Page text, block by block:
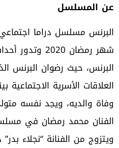
عن المسلسل
البرنس مسلسل دراما
شهر رمضان
البرنس، حيث رضوان البرنس
العلاقات الأسرية الاجتماعية
وفاة والديه، ويجد نفسه
الفنان محمد رمضان في
ويتزوج من الفنانة “نجلاء